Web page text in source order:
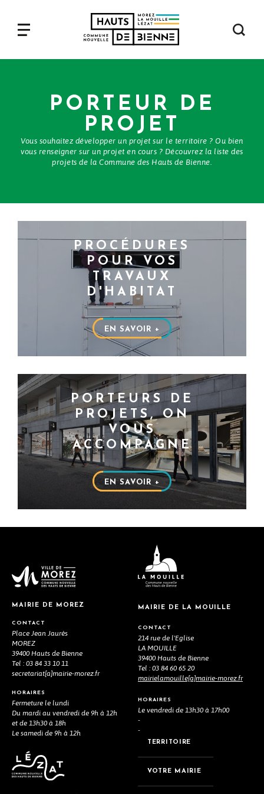
contenu
Navigation
principale
PORTEUR DE
PROJET
Vous souhaitez développer un projet sur le territoire ? Ou bien
vous renseigner sur un projet en cours ? Découvrez la liste des
projets de la Commune des Hauts de Bienne.
PROCÉDURES
POUR VOS
TRAVAUX
D'HABITAT
EN SAVOIR +
PORTEURS DE
PROJETS, ON
VOUS
ACCOMPAGNE
EN SAVOIR +
MAIRIE DE MOREZ
CONTACT
Place Jean Jaurès
MOREZ
39400 Hauts de Bienne
Tel : 03 84 33 10 11
secretariat[a]mairie-morez.fr
HORAIRES
Fermeture le lundi
Du mardi au vendredi de 9h à 12h
et de 13h30 à 18h
Le samedi de 9h à 12h
MAIRIE DE LA MOUILLE
CONTACT
214 rue de l'Eglise
LA MOUILLE
39400 Hauts de Bienne
Tel : 03 84 60 65 20
mairielamouille[a]mairie-morez.fr
HORAIRES
Le vendredi de 13h30 à 17h00
-
-
TERRITOIRE
VOTRE MAIRIE